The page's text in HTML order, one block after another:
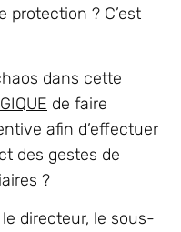
protection ? C’est
dans cette
de faire
afin d’effectuer
des gestes de
?
directeur, le sous-